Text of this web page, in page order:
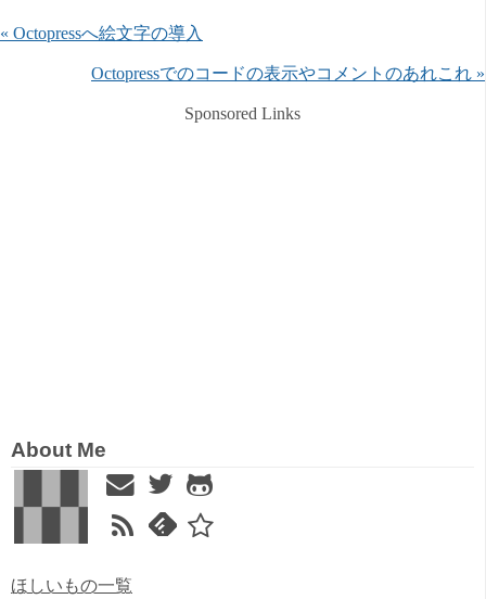
« Octopressへ絵文字の導入
Octopressでのコードの表示やコメントのあれこれ »
Sponsored Links
About Me
ほしいもの一覧